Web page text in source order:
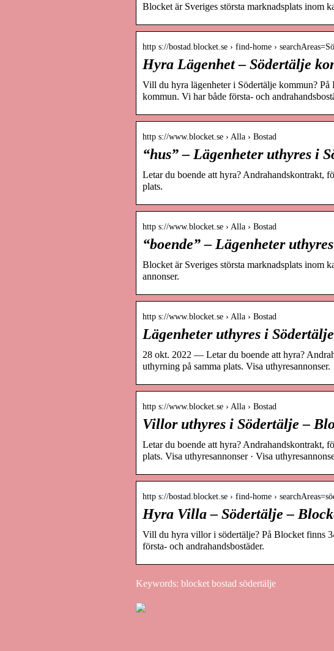
Blocket är Sveriges största marknadsplats inom
http s://bostad.blocket.se › find-home ›
Hyra Lägenhet – Södertälje
Vill du hyra lägenheter i Södertälje kommun?
kommun. Vi har både första- och
http s://www.blocket.se › Alla › Bostad
“hus” – Lägenheter uthyres i
Letar du boende att hyra? Andrahandskontrakt,
plats.
http s://www.blocket.se › Alla › Bostad
“boende” – Lägenheter
Blocket är Sveriges största marknadsplats inom
annonser.
http s://www.blocket.se › Alla › Bostad
Lägenheter uthyres i
28 okt. 2022 — Letar du boende att hyra?
uthyrning på samma plats. Visa uthyresannonser.
http s://www.blocket.se › Alla › Bostad
Villor uthyres i Södertälje –
Letar du boende att hyra? Andrahandskontrakt,
plats. Visa uthyresannonser · Visa
http s://bostad.blocket.se › find-home ›
Hyra Villa – Södertälje –
Vill du hyra villor i södertälje? På Blocket finns
första- och andrahandsbostäder.
Keywords: blocket bostad södertälje